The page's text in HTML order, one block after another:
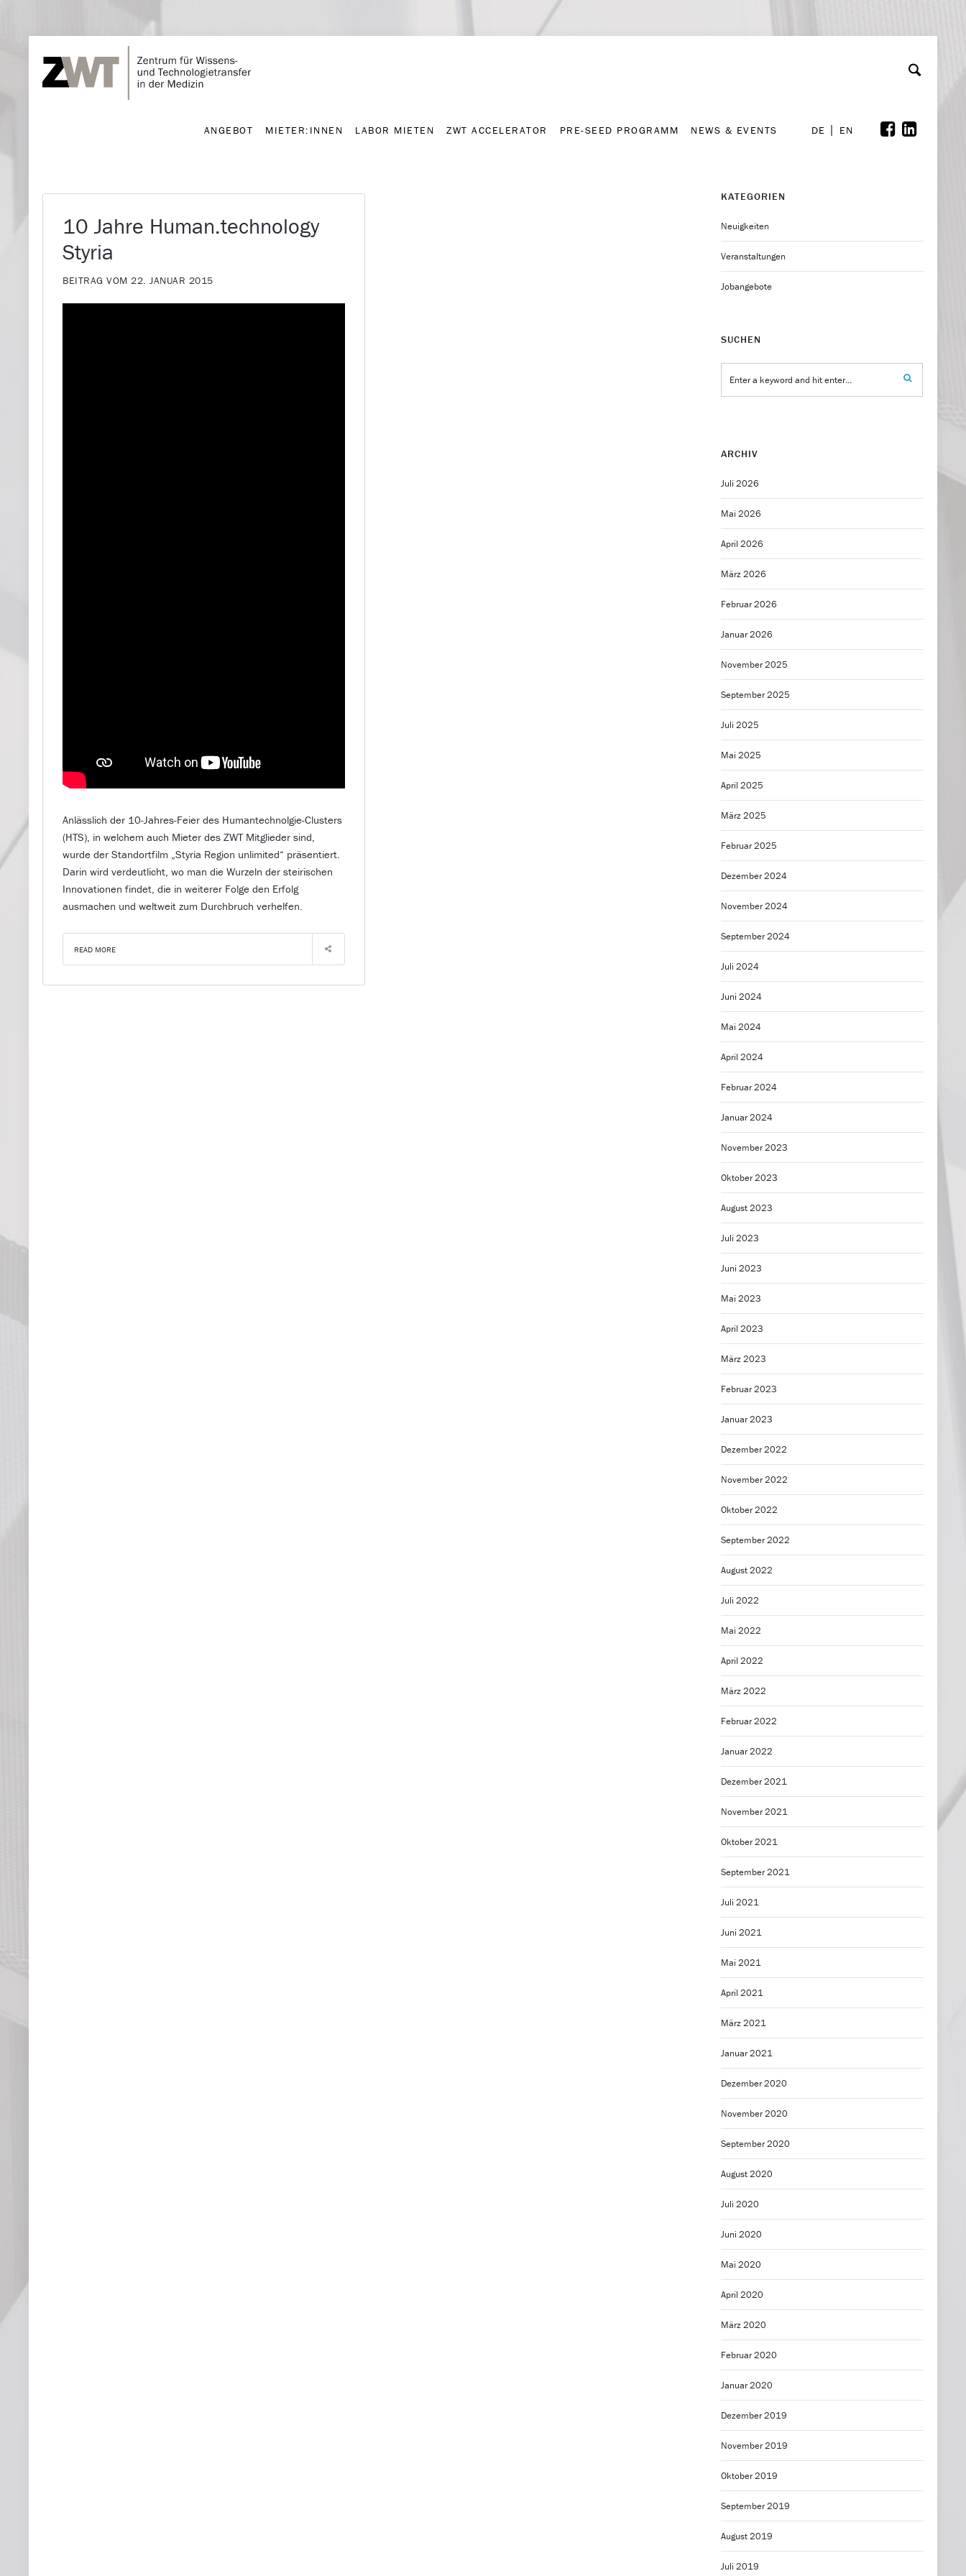
ANGEBOT
ANGEBOT MIETER:INNEN LABOR MIETEN ZWT ACCELERATOR PRE-SEED PROGRAMM NEWS & EVENTS DE EN
10 Jahre Human.technology
Styria
BEITRAG VOM 22. JANUAR 2015
Anlässlich der 10-Jahres-Feier des Humantechnolgie-Clusters
(HTS), in welchem auch Mieter des ZWT Mitglieder sind,
wurde der Standortfilm „Styria Region unlimited“ präsentiert.
Darin wird verdeutlicht, wo man die Wurzeln der steirischen
Innovationen findet, die in weiterer Folge den Erfolg
ausmachen und weltweit zum Durchbruch verhelfen.
READ MORE
KATEGORIEN
Neuigkeiten
Veranstaltungen
Jobangebote
SUCHEN
ARCHIV
Juli 2026
Mai 2026
April 2026
März 2026
Februar 2026
Januar 2026
November 2025
September 2025
Juli 2025
Mai 2025
April 2025
März 2025
Februar 2025
Dezember 2024
November 2024
September 2024
Juli 2024
Juni 2024
Mai 2024
April 2024
Februar 2024
Januar 2024
November 2023
Oktober 2023
August 2023
Juli 2023
Juni 2023
Mai 2023
April 2023
März 2023
Februar 2023
Januar 2023
Dezember 2022
November 2022
Oktober 2022
September 2022
August 2022
Juli 2022
Mai 2022
April 2022
März 2022
Februar 2022
Januar 2022
Dezember 2021
November 2021
Oktober 2021
September 2021
Juli 2021
Juni 2021
Mai 2021
April 2021
März 2021
Januar 2021
Dezember 2020
November 2020
September 2020
August 2020
Juli 2020
Juni 2020
Mai 2020
April 2020
März 2020
Februar 2020
Januar 2020
Dezember 2019
November 2019
Oktober 2019
September 2019
August 2019
Juli 2019